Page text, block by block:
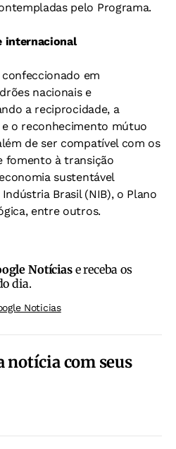
pelo Programa.
internacional
confeccionado em
nacionais e
a reciprocidade, a
o reconhecimento mútuo
de ser compatível com os
fomento à transição
sustentável
Brasil (NIB), o Plano
entre outros.
Notíciase receba os
dia.
Noticias
notícia com seus